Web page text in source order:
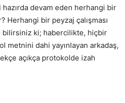
hazırda devam eden herhangi bir
Herhangi bir peyzaj çalışması
bilirsiniz ki; habercilikte, hiçbir
metnini dahi yayınlayan arkadaş,
açıkça protokolde izah